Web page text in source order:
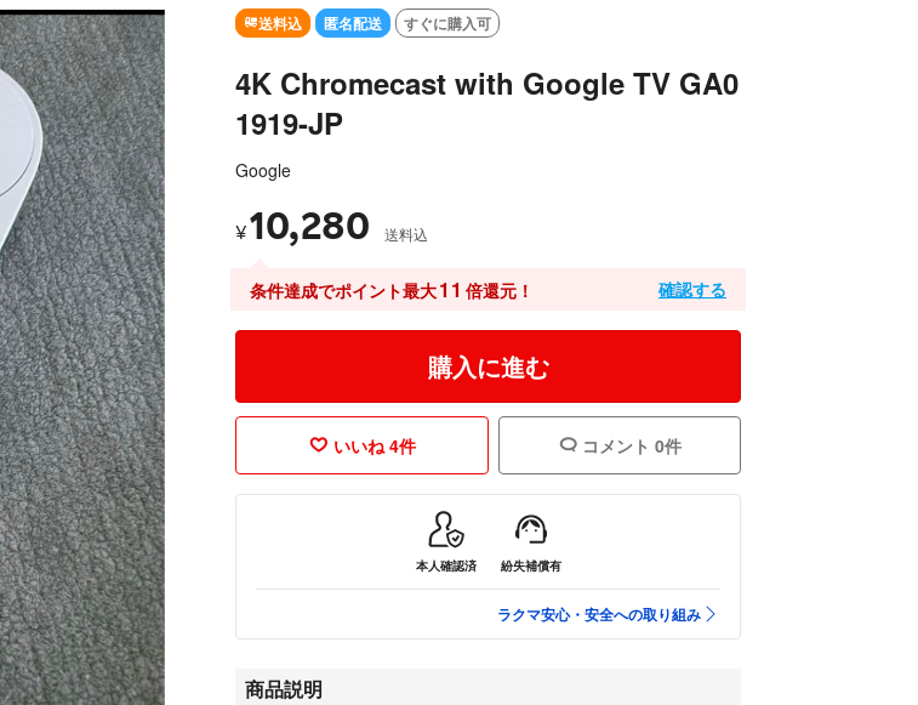
送料込 匿名配送 すぐに購入可
4K Chromecast with Google TV GA0
1919-JP
Google
¥10,280 送料込
条件達成でポイント最大11 倍還元！ 確認する
購入に進む
いいね 4件 コメント 0件
本人確認済 紛失補償有
ラクマ安心・安全への取り組み
商品説明